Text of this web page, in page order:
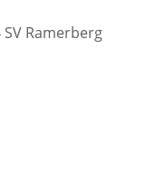
Ramerberg